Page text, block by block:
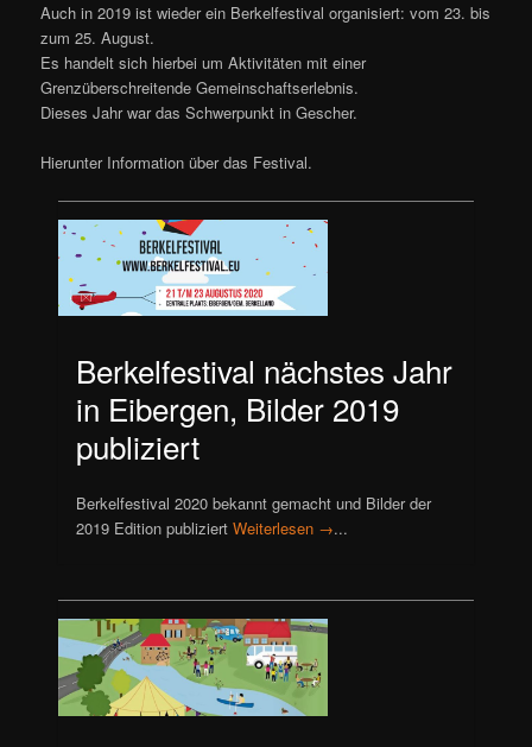
Auch in 2019 ist wieder ein Berkelfestival organisiert: vom 23. bis
zum 25. August.
Es handelt sich hierbei um Aktivitäten mit einer
Grenzüberschreitende Gemeinschaftserlebnis.
Dieses Jahr war das Schwerpunkt in Gescher.
Hierunter Information über das Festival.
Berkelfestival nächstes Jahr
in Eibergen, Bilder 2019
publiziert
Berkelfestival 2020 bekannt gemacht und Bilder der
2019 Edition publiziertWeiterlesen →...